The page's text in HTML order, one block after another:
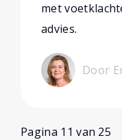
met
advies.
Door
Pagina 11 van 25